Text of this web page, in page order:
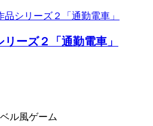
ーズ２「通勤電車」
ル風ゲーム